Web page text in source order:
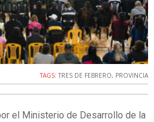
TAGS: TRES DE FEBRERO, PROVINCIA
el Ministerio de Desarrollo de la